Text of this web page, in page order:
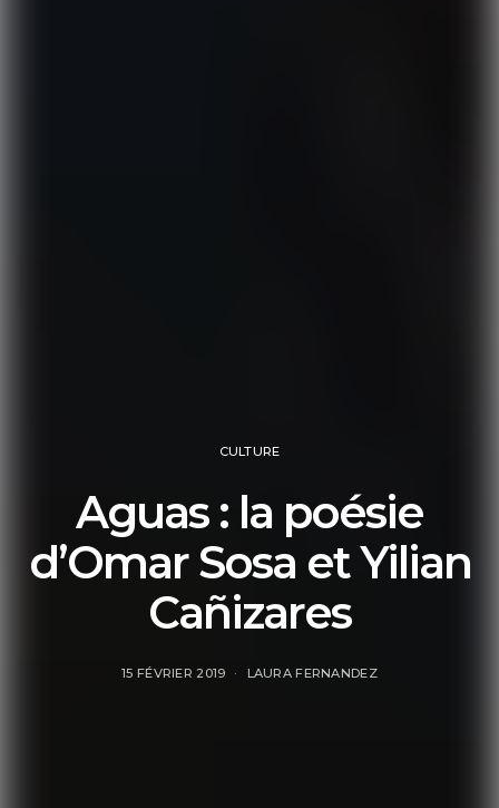
CULTURE
Aguas : la poésie
d’Omar Sosa et Yilian
Cañizares
15 FÉVRIER 2019 LAURA FERNANDEZ